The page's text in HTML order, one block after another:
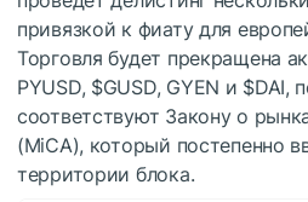
привязкой к фиату для
Торговля будет прекращена
PYUSD, $GUSD, GYEN и $DAI,
соответствуют Закону о
(MiCA), который постепенно
территории блока.